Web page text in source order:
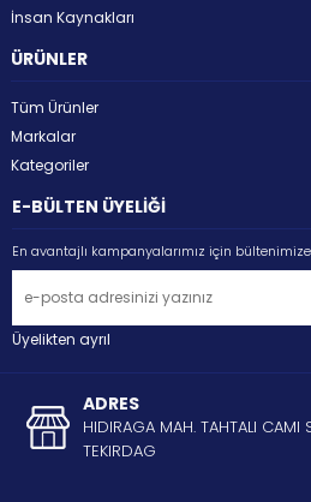
İnsan Kaynakları
ÜRÜNLER
Tüm Ürünler
Markalar
Kategoriler
E-BÜLTEN ÜYELİĞİ
En avantajlı kampanyalarımız için
Üyelikten ayrıl
ADRES
HIDIRAGA MAH. TAHTALI CAMI
TEKIRDAG